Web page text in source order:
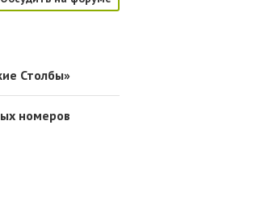
Столбы»
номеров